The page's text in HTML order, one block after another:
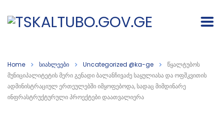
Home სიახლეები Uncategorized @ka-ge
წყალტუბოს
მუნიციპალიტეტის მერი გენადი ბალანჩივაძე საყულიასა და ოფშკვითის
ადმინისტრაციულ ერთეულებში იმყოფებოდა, სადაც მიმდინარე
ინფრასტრუქტურული პროექტები დაათვალიერა